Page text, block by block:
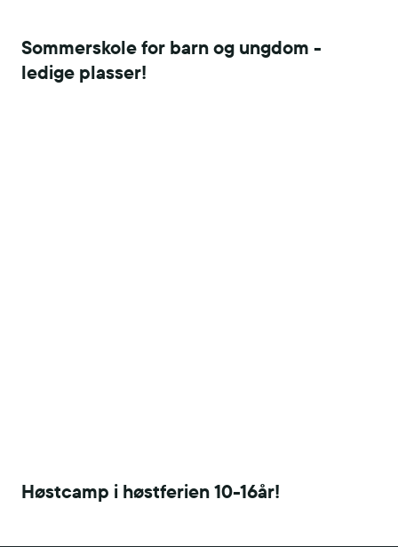
Sommerskole for barn og ungdom -
ledige plasser!
Høstcamp i høstferien 10-16år!